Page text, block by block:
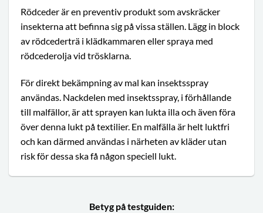
Rödceder är en preventiv produkt som avskräcker
insekterna att befinna sig på vissa ställen. Lägg in block
av rödcederträ i klädkammaren eller spraya med
rödcederolja vid trösklarna.
För direkt bekämpning av mal kan insektsspray
användas. Nackdelen med insektsspray, i förhållande
till malfällor, är att sprayen kan lukta illa och även föra
över denna lukt på textilier. En malfälla är helt luktfri
och kan därmed användas i närheten av kläder utan
risk för dessa ska få någon speciell lukt.
Betyg på testguiden: